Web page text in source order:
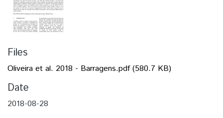
Files
Oliveira et al. 2018 - Barragens.pdf(580.7 KB)
Date
2018-08-28